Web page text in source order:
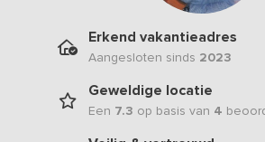
Erkend vakantieadres
Aangesloten sinds 2023
Geweldige locatie
Een 7.3 op basis van 4